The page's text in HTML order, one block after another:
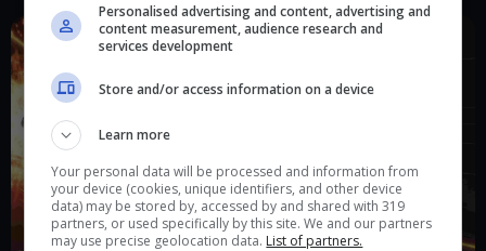
Personalised advertising and content, advertising and
content measurement, audience research and
services development
Store and/or access information on a device
Learn more
Your personal data will be processed and information from
your device (cookies, unique identifiers, and other device
data) may be stored by, accessed by and shared with 319
partners, or used specifically by this site. We and our partners
may use precise geolocation data. List of partners.